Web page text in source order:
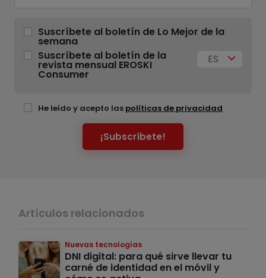
Suscríbete al boletín de Lo Mejor de la
semana
Suscríbete al boletín de la
revista mensual EROSKI
Consumer
ES
He leído y acepto las políticas de privacidad
¡Subscríbete!
Artículos relacionados
Nuevas tecnologías
DNI digital: para qué sirve llevar tu
carné de identidad en el móvil y